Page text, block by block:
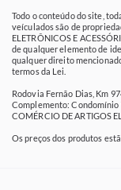
Todo o conteúdo do site,
veículados são de
ELETRÔNICOS E
de qualquer elemento de
qualquer direito
termos da Lei.
Rodovia Fernão Dias, Km
Complemento: Condomínio
COMÉRCIO DE ARTIGOS
Os preços dos produtos